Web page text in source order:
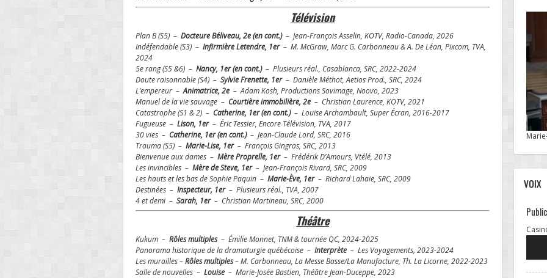
Télévision
Plan B (S5) – Docteure Béliveau, 2e (en cont.) – Jean-François Asselin, KOTV, Radio-Canada, 2026
Indéfendable (S3) – Infirmière Letendre, 1er– M. McGraw, Marc G. Carbonneau & A. De Léan, Pixcom, TVA,
2024
5e rang (S5 &6) – Nancy, 1er (en cont.) – Plusieurs réal., Casablanca, SRC, 2022-2024
Doute raisonnable (S4) – Sylvie Frenette, 1er– Danièle Méthot, Aetios Prod., SRC, 2024
L’empereur –Animatrice, 2e – Adam Kosh, Productions Sovimage, Noovo, 2023
Manuel de la vie sauvage – Courtière immobilière, 2e – Christian Laurence, KOTV, 2021
Catastrophe (S1 & 2) – Catherine, 1er (en cont.) – Louise Archambault, Super Écran, 2016-2017
Fugueuse – Lison, 1er– Éric Tessier, Encore Télévision, TVA, 2017
30 vies – Catherine, 1er (en cont.) – Jean-Claude Lord, SRC, 2016
Trauma (S5) – Marie-Lise, 1er – François Gingras, SRC, 2013
Bienvenue aux dames – Mère Proprelle, 1er – Frédérik D’Amours, Vtélé, 2013
Les invincibles – Mère de Steve, 1er– Jean-François Rivard, SRC, 2009
Les hauts et les bas de Sophie Paquin – Marie-Ève, 1er – Richard Lahaie, SRC, 2009
Destinées – Inspecteur, 1er – Plusieurs réal., TVA, 2007
4 et demi – Sarah, 1er– Christian Martineau, SRC, 2000
Théâtre
Kukum – Rôles multiples – Émilie Monnet, TNM & tournée QC, 2024-2025
Panorama historique de la dramaturgie québécoise – Interprète – Les Voyagements, 2023-2024
Les murailles –Rôles multiples– M. Carbonneau, La Messe Basse/La Manufacture, Th. La Licorne, 2022-2023
Salle de nouvelles – Louise – Marie-Josée Bastien, Théâtre Jean-Duceppe, 2023
VOIX